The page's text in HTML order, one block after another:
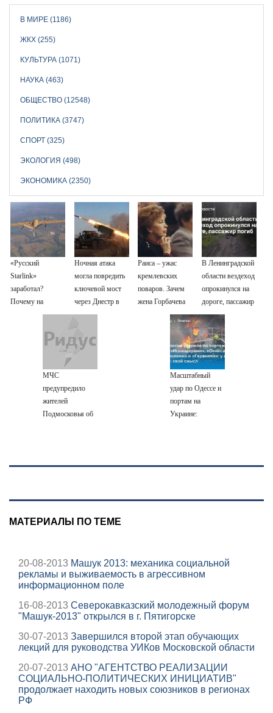
В МИРЕ (1186)
ЖКХ (255)
КУЛЬТУРА (1071)
НАУКА (463)
ОБЩЕСТВО (12548)
ПОЛИТИКА (3747)
СПОРТ (325)
ЭКОЛОГИЯ (498)
ЭКОНОМИКА (2350)
«Русский
Starlink»
заработал?
Почему на
Украине кратно
Ночная атака
могла повредить
ключевой мост
через Днестр в
Одесской области
Раиса – ужас
кремлевских
поваров. Зачем
жена Горбачева
требовала пять
видов каши
В Ленинградской
области вездеход
опрокинулся на
дороге, пассажир
погиб
МЧС
предупредило
жителей
Подмосковья об
Масштабный
удар по Одессе и
портам на
Украине:
ударах России 9
МАТЕРИАЛЫ ПО ТЕМЕ
20-08-2013 Машук 2013: механика социальной
рекламы и выживаемость в агрессивном
информационном поле
16-08-2013 Северокавказский молодежный форум
"Машук-2013" открылся в г. Пятигорске
30-07-2013 Завершился второй этап обучающих
лекций для руководства УИКов Московской области
20-07-2013 АНО "АГЕНТСТВО РЕАЛИЗАЦИИ
СОЦИАЛЬНО-ПОЛИТИЧЕСКИХ ИНИЦИАТИВ"
продолжает находить новых союзников в регионах
РФ